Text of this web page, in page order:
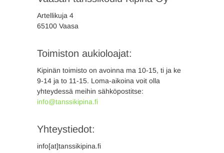
Artellikuja 4
65100 Vaasa
Toimiston aukioloajat:
Kipinän toimisto on avoinna ma 10-15, ti ja ke
9-14 ja to 11-15. Loma-aikoina voit olla
yhteydessä meihin sähköpostitse:
info@tanssikipina.fi
Yhteystiedot:
info[at]tanssikipina.fi